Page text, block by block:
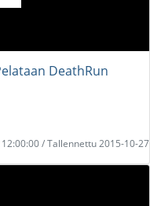
DeathRun
/ Tallennettu 2015-10-27